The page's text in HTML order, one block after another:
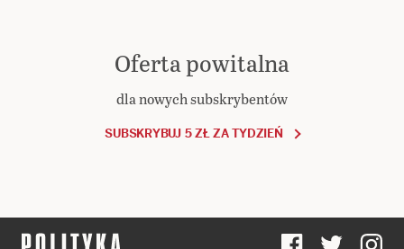
Oferta powitalna
dla nowych subskrybentów
SUBSKRYBUJ 5 ZŁ ZA TYDZIEŃ